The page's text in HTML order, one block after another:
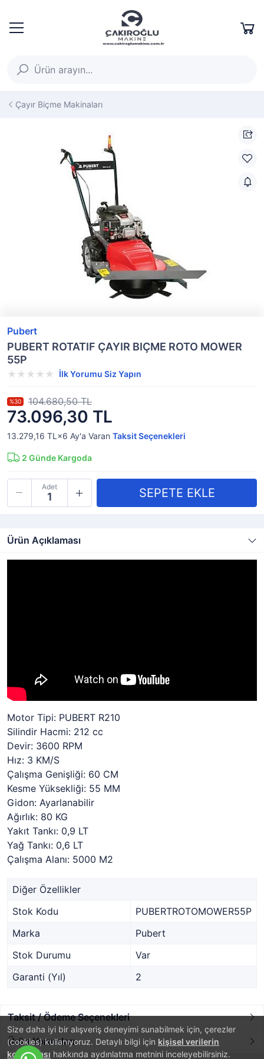
Size daha iyi bir alışveriş deneyimi sunabilmek için, çerezler
(cookies) kullanıyoruz. Detaylı bilgi için kişisel verilerin
korunması hakkında aydınlatma metnini inceleyebilirsiniz.
Çayır Biçme Makinaları
Pubert
PUBERT ROTATIF ÇAYIR BIÇME ROTO MOWER
55P
İlk Yorumu Siz Yapın
73.096,30 TL
%30 104.680,50 TL
13.279,16 TL×6 Ay'a Varan Taksit Seçenekleri
2 Günde Kargoda
Adet
Ürün Açıklaması
Motor Tipi: PUBERT R210
Silindir Hacmi: 212 cc
Devir: 3600 RPM
Hız: 3 KM/S
Çalışma Genişliği: 60 CM
Kesme Yüksekliği: 55 MM
Gidon: Ayarlanabilir
Ağırlık: 80 KG
Yakıt Tankı: 0,9 LT
Yağ Tankı: 0,6 LT
Çalışma Alanı: 5000 M2
Diğer Özellikler
Stok Kodu
PUBERTROTOMOWER55P
Marka
Pubert
Stok Durumu
Var
Garanti (Yıl)
2
Taksit / Ödeme Seçenekleri
Ürün Yorumları